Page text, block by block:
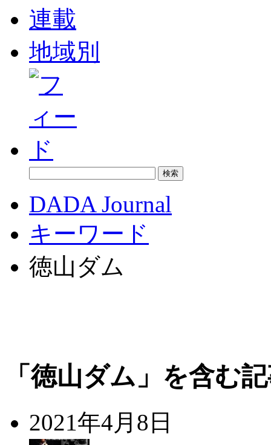
連載
地域別
DADA Journal
キーワード
徳山ダム
「徳山ダム」を含む
2021年4月8日